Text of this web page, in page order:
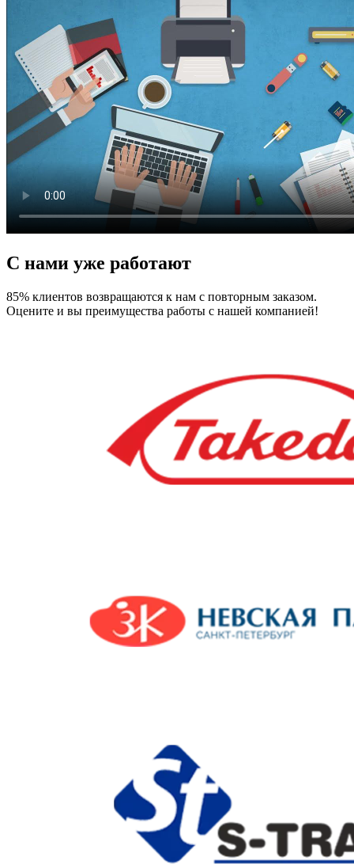
С нами уже работают
85% клиентов возвращаются к нам с повторным заказом.
Оцените и вы преимущества работы с нашей компанией!